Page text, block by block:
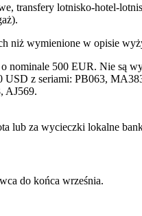
transfery lotnisko-hotel-
niż wymienione w opisie
500 EUR. Nie są
z seriami: PB063,
AJ569.
lub za wycieczki lokalne
do końca września.